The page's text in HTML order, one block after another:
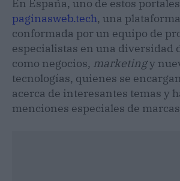
En España, uno de estos
paginasweb.tech, una
conformada por un equipo de
especialistas en una diversidad
como negocios, marketingy
tecnologías, quienes se
acerca de interesantes temas y
menciones especiales de